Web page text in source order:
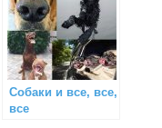
Собаки и все, все,
все